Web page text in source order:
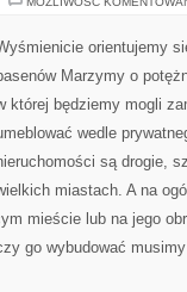
orientujemy
Marzymy o
której będziemy mogli
wedle
są drogie,
miastach. A na
mieście lub na jego
go wybudować